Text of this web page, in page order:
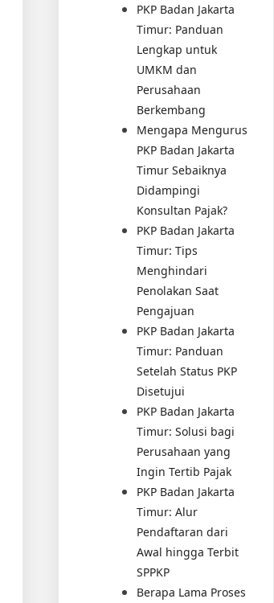
PKP Badan Jakarta
Timur: Panduan
Lengkap untuk
UMKM dan
Perusahaan
Berkembang
Mengapa Mengurus
PKP Badan Jakarta
Timur Sebaiknya
Didampingi
Konsultan Pajak?
PKP Badan Jakarta
Timur: Tips
Menghindari
Penolakan Saat
Pengajuan
PKP Badan Jakarta
Timur: Panduan
Setelah Status PKP
Disetujui
PKP Badan Jakarta
Timur: Solusi bagi
Perusahaan yang
Ingin Tertib Pajak
PKP Badan Jakarta
Timur: Alur
Pendaftaran dari
Awal hingga Terbit
SPPKP
Berapa Lama Proses